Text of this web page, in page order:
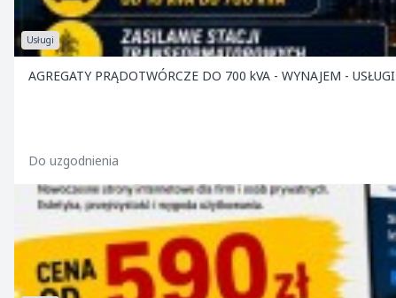
Usługi
AGREGATY PRĄDOTWÓRCZE DO 700 kVA - WYNAJEM - USŁUGI
Do uzgodnienia